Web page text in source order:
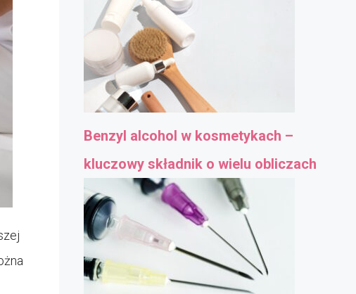
Benzyl alcohol w kosmetykach –
kluczowy składnik o wielu obliczach